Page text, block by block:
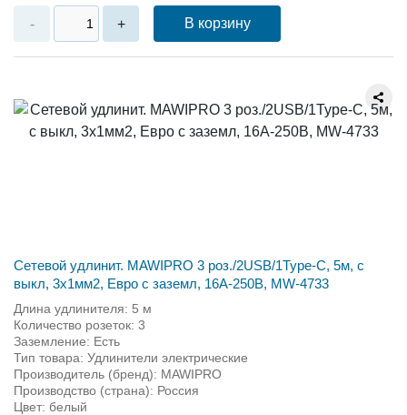
- + В корзину
Сетевой удлинит. MAWIPRO 3 роз./2USB/1Type-C, 5м, с
выкл, 3х1мм2, Евро с заземл, 16А-250В, MW-4733
Длина удлинителя: 5 м
Количество розеток: 3
Заземление: Есть
Тип товара: Удлинители электрические
Производитель (бренд): MAWIPRO
Производство (страна): Россия
Цвет: белый